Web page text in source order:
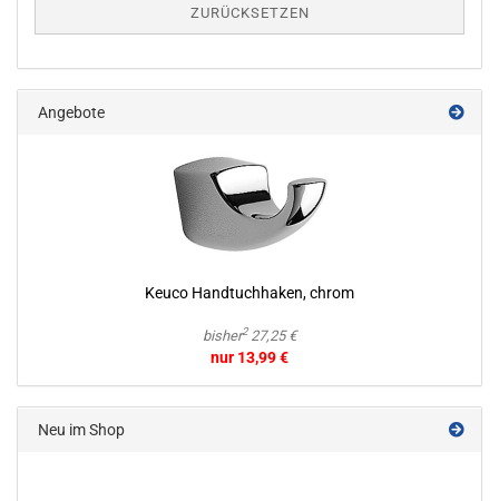
ZURÜCKSETZEN
Angebote
Keuco Hand­tuch­ha­ken, chrom
bisher227,25 €
nur 13,99 €
Neu im Shop